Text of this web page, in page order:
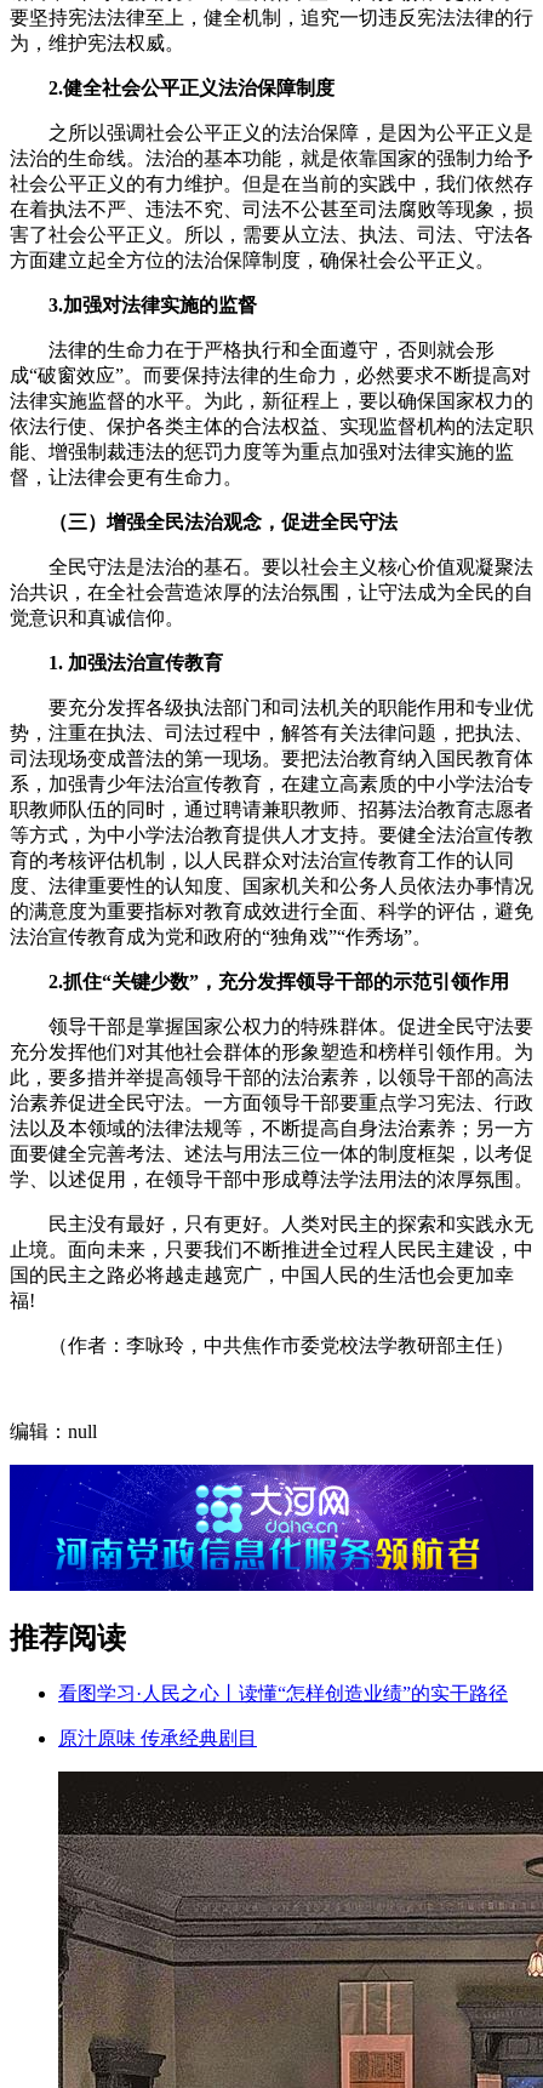
要坚持宪法法律至上，健全机制，追究一切违反宪法法律的行
为，维护宪法权威。
2.健全社会公平正义法治保障制度
之所以强调社会公平正义的法治保障，是因为公平正义是
法治的生命线。法治的基本功能，就是依靠国家的强制力给予
社会公平正义的有力维护。但是在当前的实践中，我们依然存
在着执法不严、违法不究、司法不公甚至司法腐败等现象，损
害了社会公平正义。所以，需要从立法、执法、司法、守法各
方面建立起全方位的法治保障制度，确保社会公平正义。
3.加强对法律实施的监督
法律的生命力在于严格执行和全面遵守，否则就会形
成“破窗效应”。而要保持法律的生命力，必然要求不断提高对
法律实施监督的水平。为此，新征程上，要以确保国家权力的
依法行使、保护各类主体的合法权益、实现监督机构的法定职
能、增强制裁违法的惩罚力度等为重点加强对法律实施的监
督，让法律会更有生命力。
（三）增强全民法治观念，促进全民守法
全民守法是法治的基石。要以社会主义核心价值观凝聚法
治共识，在全社会营造浓厚的法治氛围，让守法成为全民的自
觉意识和真诚信仰。
1. 加强法治宣传教育
要充分发挥各级执法部门和司法机关的职能作用和专业优
势，注重在执法、司法过程中，解答有关法律问题，把执法、
司法现场变成普法的第一现场。要把法治教育纳入国民教育体
系，加强青少年法治宣传教育，在建立高素质的中小学法治专
职教师队伍的同时，通过聘请兼职教师、招募法治教育志愿者
等方式，为中小学法治教育提供人才支持。要健全法治宣传教
育的考核评估机制，以人民群众对法治宣传教育工作的认同
度、法律重要性的认知度、国家机关和公务人员依法办事情况
的满意度为重要指标对教育成效进行全面、科学的评估，避免
法治宣传教育成为党和政府的“独角戏”“作秀场”。
2.抓住“关键少数”，充分发挥领导干部的示范引领作用
领导干部是掌握国家公权力的特殊群体。促进全民守法要
充分发挥他们对其他社会群体的形象塑造和榜样引领作用。为
此，要多措并举提高领导干部的法治素养，以领导干部的高法
治素养促进全民守法。一方面领导干部要重点学习宪法、行政
法以及本领域的法律法规等，不断提高自身法治素养；另一方
面要健全完善考法、述法与用法三位一体的制度框架，以考促
学、以述促用，在领导干部中形成尊法学法用法的浓厚氛围。
民主没有最好，只有更好。人类对民主的探索和实践永无
止境。面向未来，只要我们不断推进全过程人民民主建设，中
国的民主之路必将越走越宽广，中国人民的生活也会更加幸
福!
（作者：李咏玲，中共焦作市委党校法学教研部主任）
编辑：null
推荐阅读
看图学习·人民之心丨读懂“怎样创造业绩”的实干路径
原汁原味 传承经典剧目